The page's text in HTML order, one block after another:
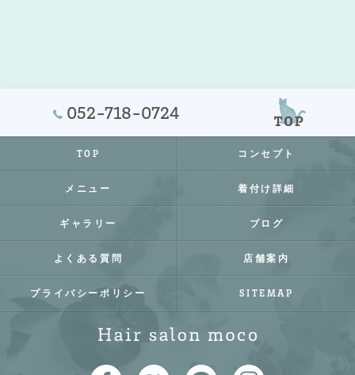
052-718-0724
TOP コンセプト
メニュー 着付け詳細
ギャラリー ブログ
よくある質問 店舗案内
プライバシーポリシー SITEMAP